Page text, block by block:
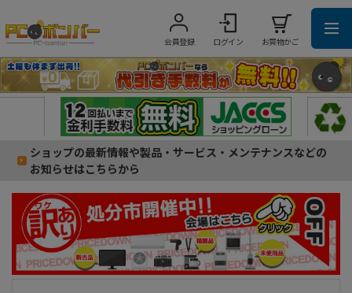
会員登録 ログイン お買物かご
ショップの最新情報や製品・サービス・メンテナンスなどの
お知らせはこちらから